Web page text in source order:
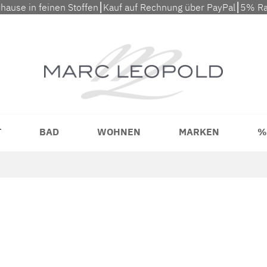
in feinen Stoffen⎮Kauf auf Rechnung über PayPal⎮5%
BAD WOHNEN MARKEN